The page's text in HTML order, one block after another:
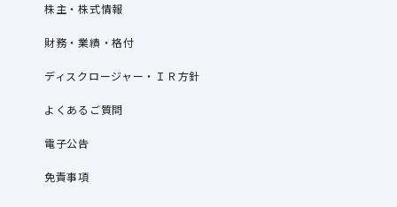
株主・株式情報
財務・業績・格付
ディスクロージャー・ＩＲ方針
よくあるご質問
電子公告
免責事項